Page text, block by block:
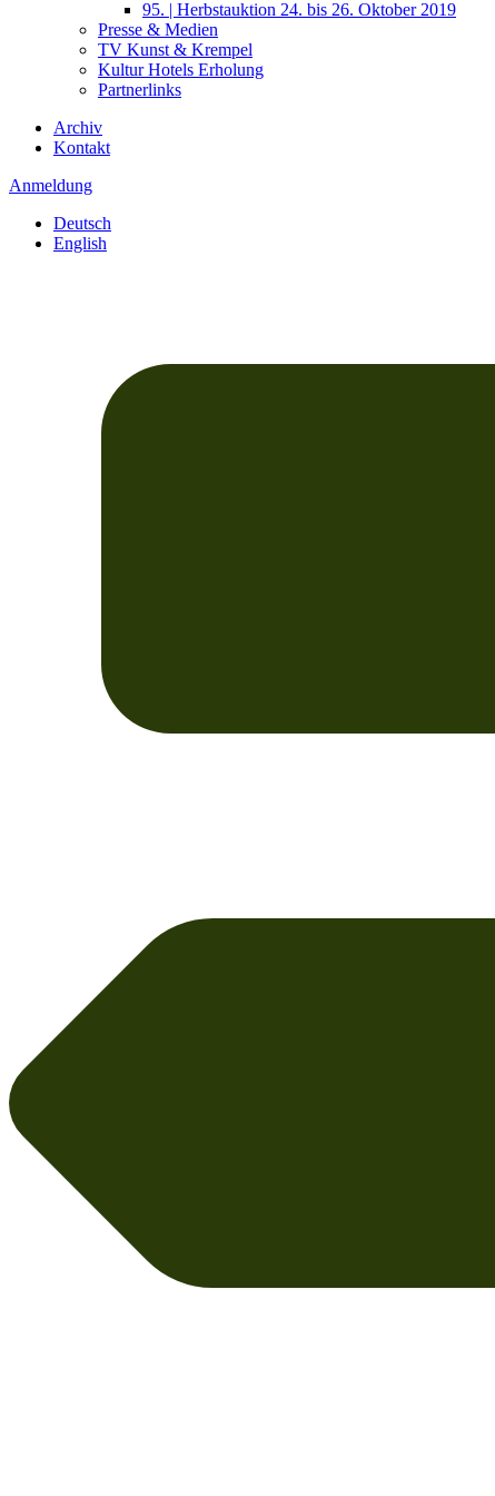
95. | Herbstauktion 24. bis 26. Oktober 2019
Presse & Medien
TV Kunst & Krempel
Kultur Hotels Erholung
Partnerlinks
Archiv
Kontakt
Anmeldung
Deutsch
English